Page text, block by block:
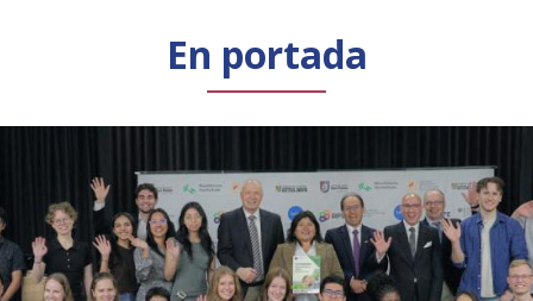
En portada